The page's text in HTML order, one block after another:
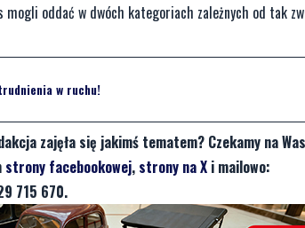
oddać w dwóch kategoriach zależnych od tak
w ruchu!
zajęła się jakimś tematem? Czekamy na
strony facebookowej, strony na X i mailowo:
715 670.